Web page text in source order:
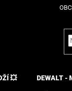
💥 DEWALT -